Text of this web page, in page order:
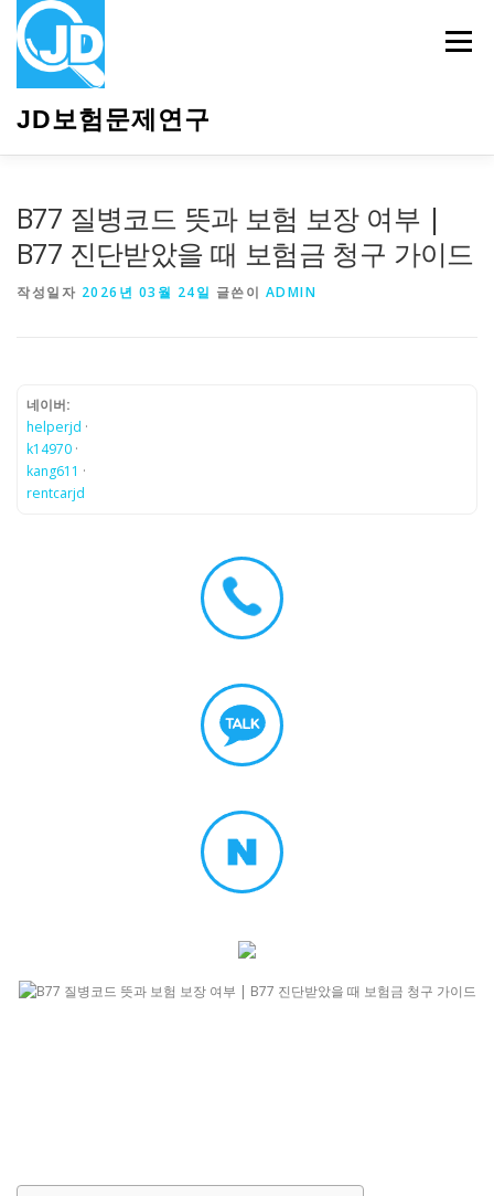
JD보험문제연구
메뉴
B77 질병코드 뜻과 보험 보장 여부 |
B77 진단받았을 때 보험금 청구 가이드
작성일자 2026년 03월 24일 글쓴이 ADMIN
네이버:
helperjd ·
k14970 ·
kang611 ·
rentcarjd